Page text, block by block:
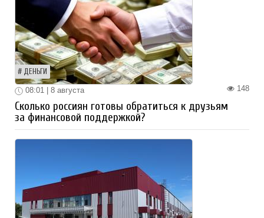
ДЕНЬГИ
148
08:01 | 8 августа
Сколько россиян готовы обратиться к друзьям
за финансовой поддержкой?